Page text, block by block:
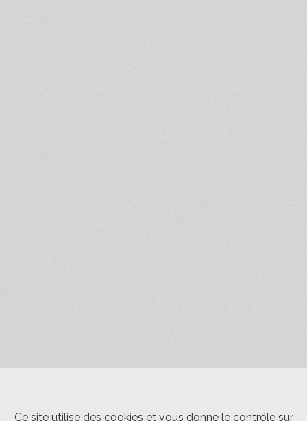
Ce site utilise des cookies et vous donne le contrôle sur